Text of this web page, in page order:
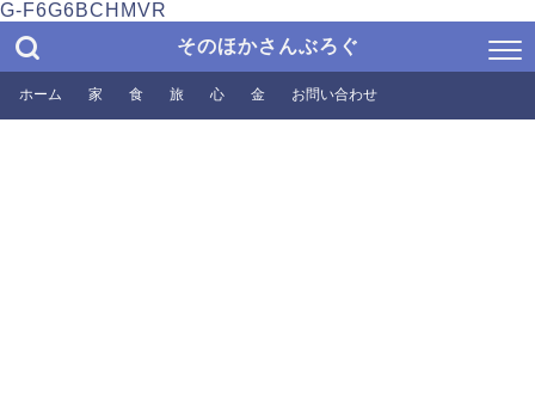
G-F6G6BCHMVR
そのほかさんぶろぐ
ホーム 家 食 旅 心 金 お問い合わせ